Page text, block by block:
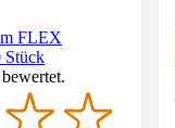
FLEX
Stück